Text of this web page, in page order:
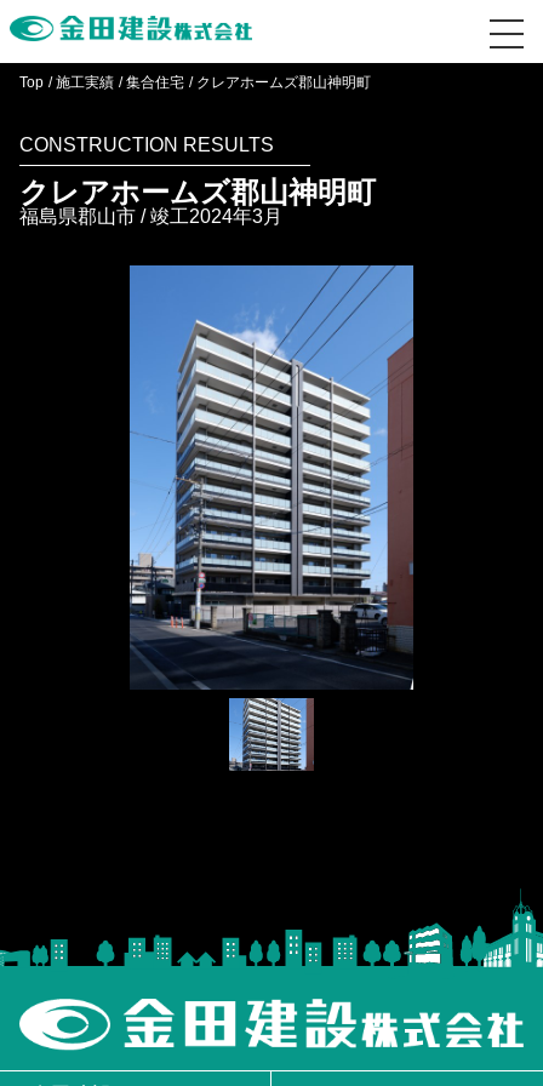
Top 施工実績 集合住宅 クレアホームズ郡山神明町
CONSTRUCTION RESULTS
クレアホームズ郡山神明町
福島県郡山市 / 竣工2024年3月